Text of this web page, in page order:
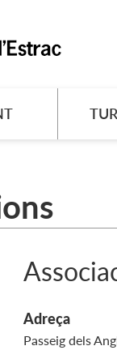
Adreça
Passeig dels